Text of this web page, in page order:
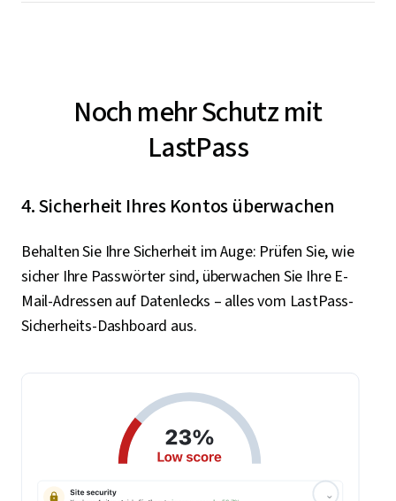
Noch mehr Schutz mit
LastPass
4. Sicherheit Ihres Kontos überwachen
Behalten Sie Ihre Sicherheit im Auge: Prüfen Sie, wie
sicher Ihre Passwörter sind, überwachen Sie Ihre E-
Mail-Adressen auf Datenlecks – alles vom LastPass-
Sicherheits-Dashboard aus.